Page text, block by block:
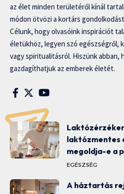
az élet minden területéről kínál
módon ötvözi a kortárs
Célunk, hogy olvasóink inspirációt
életükhöz, legyen szó egészségről,
vagy spiritualitásról. Hiszünk abban,
gazdagíthatjuk az emberek életét.
laktózmentes
megoldja-e a
EGÉSZSÉG
A háztartás